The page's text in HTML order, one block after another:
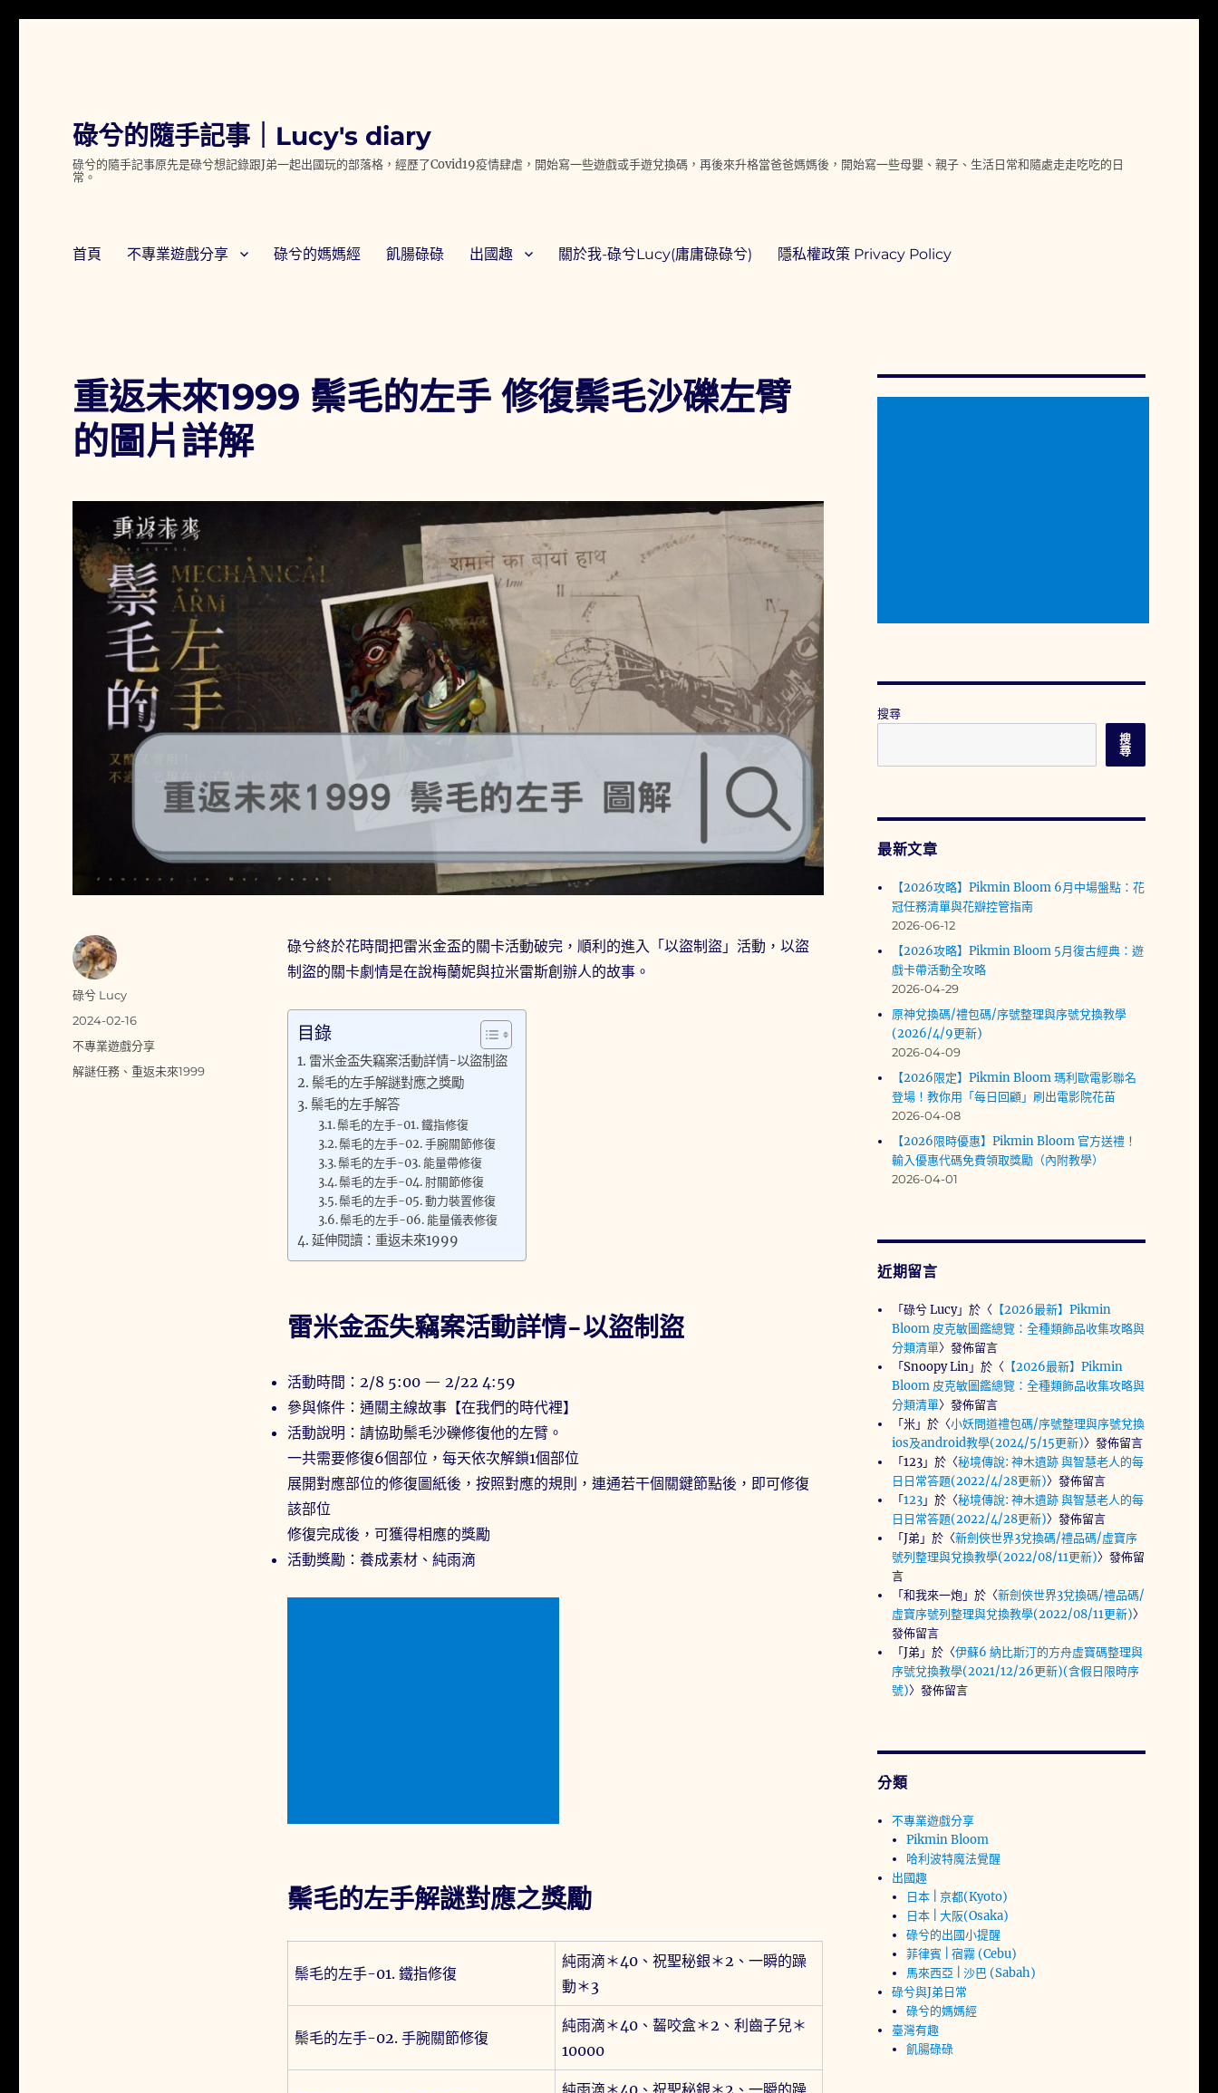
碌兮的隨手記事｜Lucy's diary
碌兮的隨手記事原先是碌兮想記錄跟J弟一起出國玩的部落格，經歷了Covid19疫情肆虐，開始寫一些遊戲或手遊兌換碼，再後來升格當爸爸媽媽後，開始寫一些母嬰、親子、生活日常和隨處走走吃吃的日
常。
首頁 不專業遊戲分享 碌兮的媽媽經 飢腸碌碌 出國趣 關於我-碌兮Lucy(庸庸碌碌兮) 隱私權政策 Privacy Policy
重返未來1999 鬃毛的左手 修復鬃毛沙礫左臂
的圖片詳解
碌兮終於花時間把雷米金盃的關卡活動破完，順利的進入「以盜制盜」活動，以盜
制盜的關卡劇情是在說梅蘭妮與拉米雷斯創辦人的故事。
目錄
雷米金盃失竊案活動詳情-以盜制盜
鬃毛的左手解謎對應之獎勵
鬃毛的左手解答
鬃毛的左手-01. 鐵指修復
鬃毛的左手-02. 手腕關節修復
鬃毛的左手-03. 能量帶修復
鬃毛的左手-04. 肘關節修復
鬃毛的左手-05. 動力裝置修復
鬃毛的左手-06. 能量儀表修復
延伸閱讀：重返未來1999
雷米金盃失竊案活動詳情-以盜制盜
活動時間：2/8 5:00 — 2/22 4:59
參與條件：通關主線故事【在我們的時代裡】
活動說明：請協助鬃毛沙礫修復他的左臂。
一共需要修復6個部位，每天依次解鎖1個部位
展開對應部位的修復圖紙後，按照對應的規則，連通若干個關鍵節點後，即可修復
該部位
修復完成後，可獲得相應的獎勵
活動獎勵：養成素材、純雨滴
鬃毛的左手解謎對應之獎勵
鬃毛的左手-01. 鐵指修復
純雨滴＊40、祝聖秘銀＊2、一瞬的躁
動＊3
鬃毛的左手-02. 手腕關節修復
純雨滴＊40、齧咬盒＊2、利齒子兒＊
10000
作
者
碌兮 Lucy
發
佈
期:
2024-02-16
分
類
不專業遊戲分享
標
解謎任務 、重返未來1999
搜尋
搜
尋
最新文章
【2026攻略】Pikmin Bloom 6月中場盤點：花
冠任務清單與花瓣控管指南
2026-06-12
【2026攻略】Pikmin Bloom 5月復古經典：遊
戲卡帶活動全攻略
2026-04-29
原神兌換碼/禮包碼/序號整理與序號兌換教學
(2026/4/9更新)
2026-04-09
【2026限定】Pikmin Bloom 瑪利歐電影聯名
登場！教你用「每日回顧」刷出電影院花苗
2026-04-08
【2026限時優惠】Pikmin Bloom 官方送禮！
輸入優惠代碼免費領取獎勵（內附教學）
2026-04-01
近期留言
「碌兮 Lucy」於〈 【2026最新】Pikmin
Bloom 皮克敏圖鑑總覽：全種類飾品收集攻略與
分類清單〉發佈留言
「Snoopy Lin」於〈 【2026最新】Pikmin
Bloom 皮克敏圖鑑總覽：全種類飾品收集攻略與
分類清單〉發佈留言
「米」於〈小妖問道禮包碼/序號整理與序號兌換
ios及android教學(2024/5/15更新)〉發佈留言
「123」於〈秘境傳說: 神木遺跡 與智慧老人的每
日日常答題(2022/4/28更新)〉發佈留言
「123」於〈秘境傳說: 神木遺跡 與智慧老人的每
日日常答題(2022/4/28更新)〉發佈留言
「J弟 」於〈新劍俠世界3兌換碼/禮品碼/虛寶序
號列整理與兌換教學(2022/08/11更新)〉發佈留
言
「和我來一炮」於〈新劍俠世界3兌換碼/禮品碼/
虛寶序號列整理與兌換教學(2022/08/11更新)〉
發佈留言
「J弟 」於〈伊蘇6 納比斯汀的方舟虛寶碼整理與
序號兌換教學(2021/12/26更新)(含假日限時序
號)〉發佈留言
分類
不專業遊戲分享
Pikmin Bloom
哈利波特魔法覺醒
出國趣
日本 | 京都(Kyoto)
日本 | 大阪(Osaka)
碌兮的出國小提醒
菲律賓 | 宿霧 (Cebu)
馬來西亞 | 沙巴 (Sabah)
碌兮與J弟日常
碌兮的媽媽經
臺灣有趣
飢腸碌碌